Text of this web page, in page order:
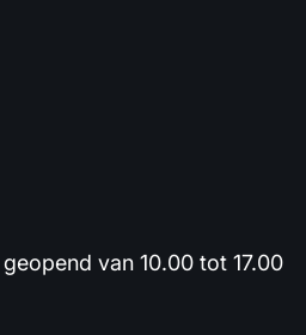
van 10.00 tot 17.00